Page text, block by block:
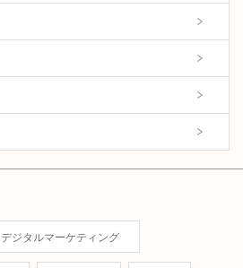
デジタルマーケティング